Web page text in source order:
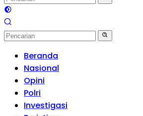
Beranda
Nasional
Opini
Polri
Investigasi